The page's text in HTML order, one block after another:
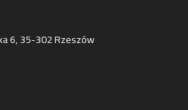
6, 35-302 Rzeszów